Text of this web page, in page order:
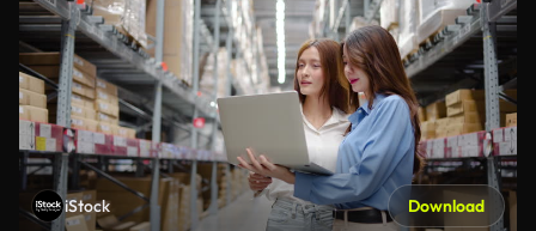
iStock Download